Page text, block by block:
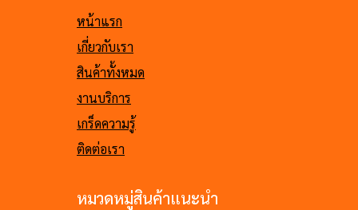
หน้าแรก
เกี่ยวกับเรา
สินค้าทั้งหมด
งานบริการ
เกร็ดความรู้
ติดต่อเรา
หมวดหมู่สินค้าแนะนำ